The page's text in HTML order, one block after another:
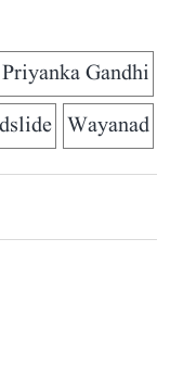
Priyanka Gandhi
Wayanad